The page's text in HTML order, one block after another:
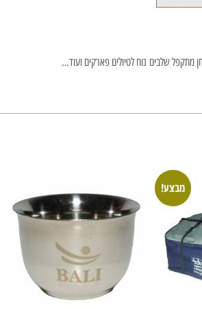
מבצע!